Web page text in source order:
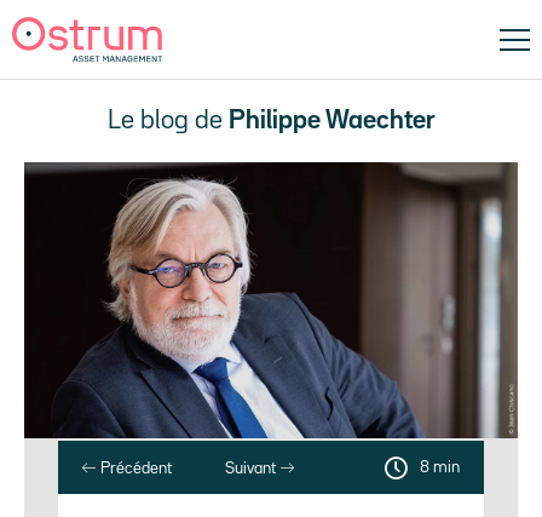
Le blog de Philippe Waechter
Précédent Suivant 8 min